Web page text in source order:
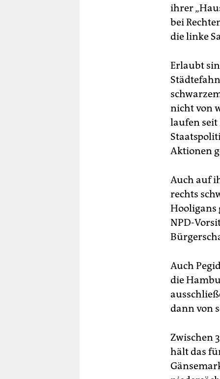
ihrer
bei
die linke
Erlaubt
nicht von
laufen
Aktionen
Auch auf
rechts
Hooligans
NPD-
Auch
die
dann von
Zwischen
hält das